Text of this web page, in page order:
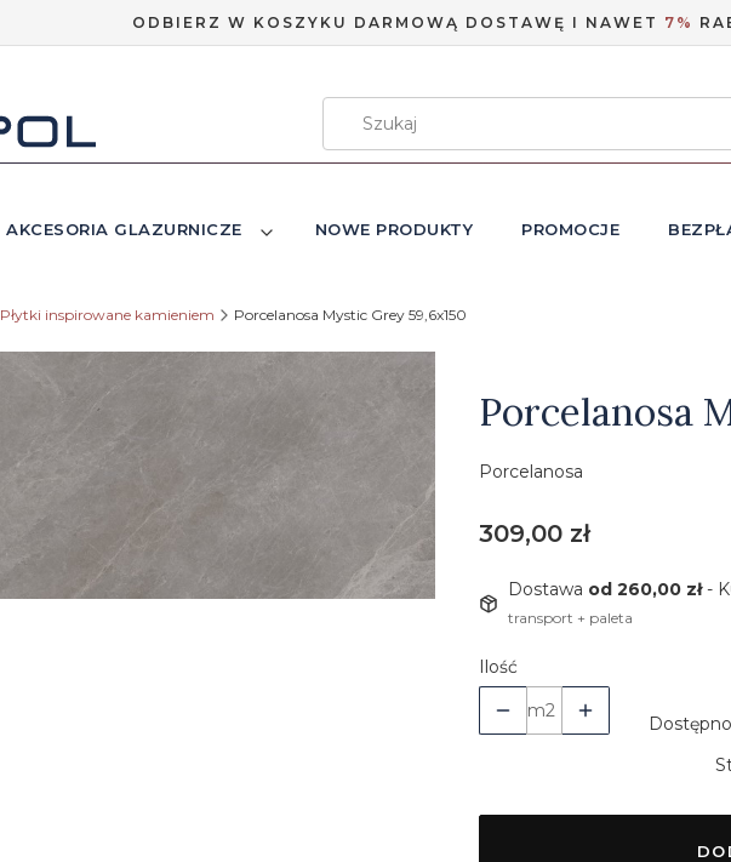
ODBIERZ W KOSZYKU DARMOWĄ DOSTAWĘ I NAWET 7%
AKCESORIA GLAZURNICZE NOWE PRODUKTY PROMOCJE
Płytki inspirowane kamieniem Porcelanosa Mystic Grey 59,6x150
Porcelanosa
Porcelanosa
Cena
309,00 zł
Dostawa od 260,00 zł-
transport + paleta
Ilość
m2